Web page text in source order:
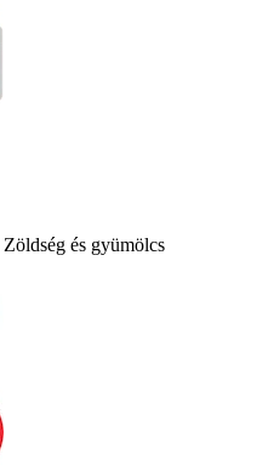
Zöldség és gyümölcs